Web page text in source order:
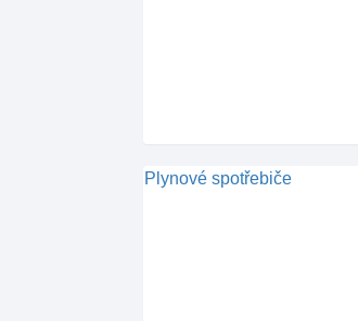
Plynové spotřebiče